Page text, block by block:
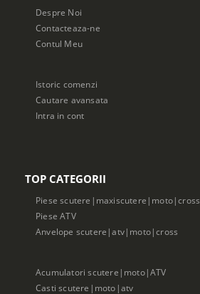
Despre Noi
Contacteaza-ne
Contul Meu
Istoric comenzi
Cautare avansata
Intra in cont
TOP CATEGORII
Piese scutere|maxiscutere|moto|cross
Piese ATV
Anvelope scutere|atv|moto|cross
Acumulatori scutere|moto|ATV
Casti scutere|moto|atv